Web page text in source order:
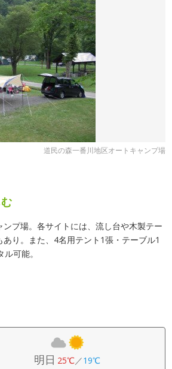
道民の森一番川地区オートキャンプ場
プ場。各サイトには、流し台や木製テー
り。また、4名用テント1張・テーブル1
可能。
明日 25℃／19℃